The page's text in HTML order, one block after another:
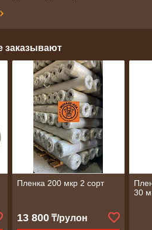
заказывают
Пленка 200 мкр 2 сорт
13 800₸/рулон
30